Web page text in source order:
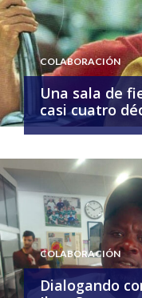
COLABORACIÓN
Una sala de
casi cuatro
COLABORACIÓN
Dialogando